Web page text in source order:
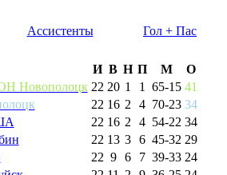
Ассистенты Гол + Пас
И В Н П М
О
Новополоцк 22 20 1 1 65-15 41
22 16 2 4 70-23 34
22 16 2 4 54-22 34
22 13 3 6 45-32 29
22 9 6 7 39-33 24